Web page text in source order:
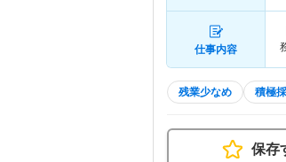
仕事内容
残業少なめ 積極
保存